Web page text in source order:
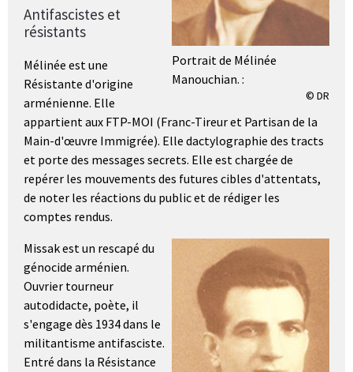
Portrait de Mélinée
Manouchian. :
© DR
Antifascistes et
résistants
Mélinée est une
Résistante d'origine
arménienne. Elle
appartient aux FTP-MOI (Franc-Tireur et Partisan de la
Main-d'œuvre Immigrée). Elle dactylographie des tracts
et porte des messages secrets. Elle est chargée de
repérer les mouvements des futures cibles d'attentats,
de noter les réactions du public et de rédiger les
comptes rendus.
Missak est un rescapé du
génocide arménien.
Ouvrier tourneur
autodidacte, poète, il
s'engage dès 1934 dans le
militantisme antifasciste.
Entré dans la Résistance